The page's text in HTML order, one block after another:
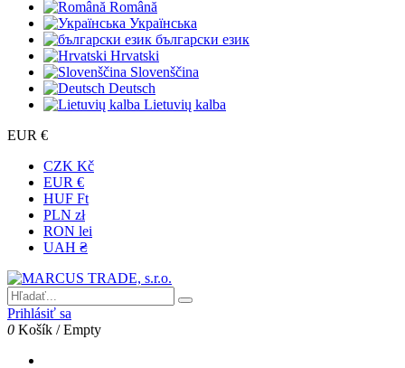
Română
Українська
български език
Hrvatski
Slovenščina
Deutsch
Lietuvių kalba
EUR €
CZK Kč
EUR €
HUF Ft
PLN zł
RON lei
UAH ₴
Prihlásiť sa
0 Košík /Empty